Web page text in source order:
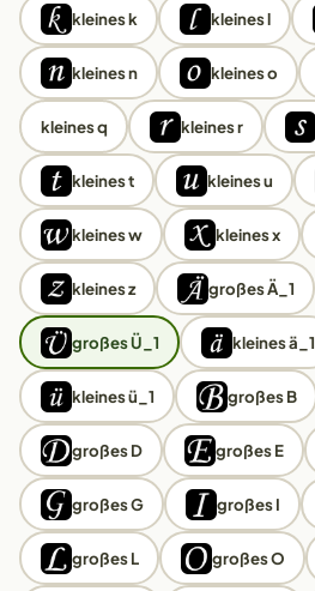
kleines k kleines l
kleines n kleines o
kleines q kleines r
kleines t kleines u
kleines w kleines x
kleines z großes Ä_1
großes Ü_1 kleines ä_1
kleines ü_1 großes B
großes D großes E
großes G großes I
großes L großes O